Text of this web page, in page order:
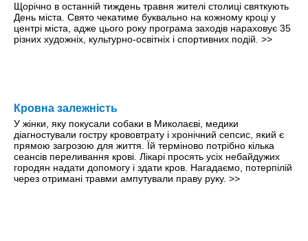
Щорічно в останній тиждень травня жителі столиці святкують
День міста. Свято чекатиме буквально на кожному кроці y
центрі міста, адже цього року програма заходів нараховує 35
різних художніх, культурно-освітніх і спортивних подій. >>
Кровна залежність
У жінки, яку покусали собаки в Миколаєві, медики
діагностували гостру крововтрату і хронічний сепсис, який є
прямою загрозою для життя. Їй терміново потрібно кілька
сеансів переливання крові. Лікарі просять усіх небайдужих
городян надати допомогу і здати кров. Нагадаємо, потерпілій
через отримані травми ампутували праву руку. >>